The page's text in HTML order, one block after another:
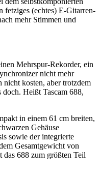
fetziges (echtes) E-Gitarren-
mehr Stimmen und
Mehrspur-Rekorder, ein
nicht mehr
kosten, aber trotzdem
Heißt Tascam 688,
in einem 61 cm breiten,
Gehäuse
sowie der integrierte
Gesamtgewicht von
688 zum größten Teil